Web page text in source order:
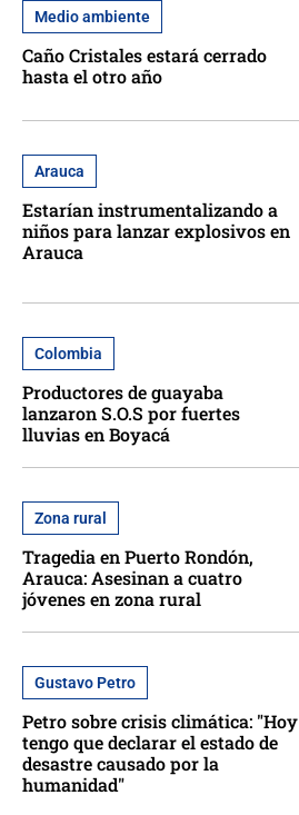
Medio ambiente
Caño Cristales estará cerrado
hasta el otro año
Arauca
Estarían instrumentalizando a
niños para lanzar explosivos en
Arauca
Colombia
Productores de guayaba
lanzaron S.O.S por fuertes
lluvias en Boyacá
Zona rural
Tragedia en Puerto Rondón,
Arauca: Asesinan a cuatro
jóvenes en zona rural
Gustavo Petro
Petro sobre crisis climática: "Hoy
tengo que declarar el estado de
desastre causado por la
humanidad"